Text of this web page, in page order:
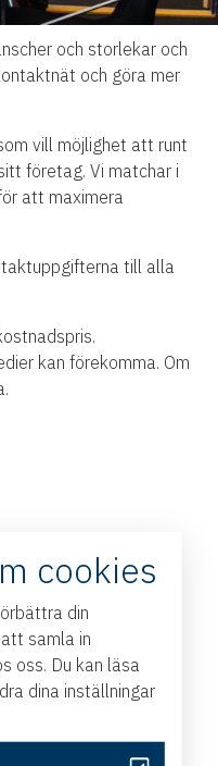
och storlekar och
och göra mer
vill möjlighet att runt
företag. Vi matchar i
att maximera
till alla
kan förekomma. Om
cookies
din
samla in
oss. Du kan läsa
dina inställningar